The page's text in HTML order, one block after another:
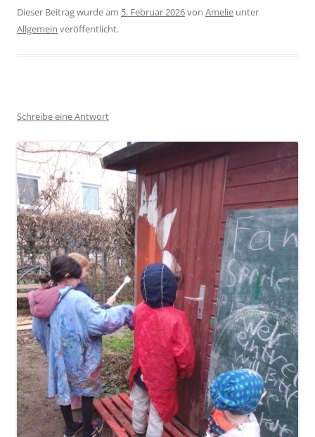
Dieser Beitrag wurde am 5. Februar 2026von Amelie unter
Allgemein veröffentlicht.
Schreibe eine Antwort